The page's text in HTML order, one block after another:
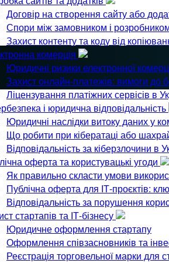
Договір на створення сайту або
Спори між замовником і
Захист контенту та коду від
комерція
Юридичні ризики електронної
Захист онлайн-платежів: вимоги до
Ліцензування платіжних сервісів в
і юридична відповідальність
Юридичні наслідки витоку даних у
Що робити при кібератаці або
Відповідальність за кіберзлочини в
оферта та користувацькі угоди
Як правильно скласти умови
Публічна оферта для ІТ-проєктів:
Відповідальність за порушення
стартапів та ІТ-бізнесу
Юридичне оформлення стартапу
Оформлення співзасновників та
Реєстрація торговельної марки для